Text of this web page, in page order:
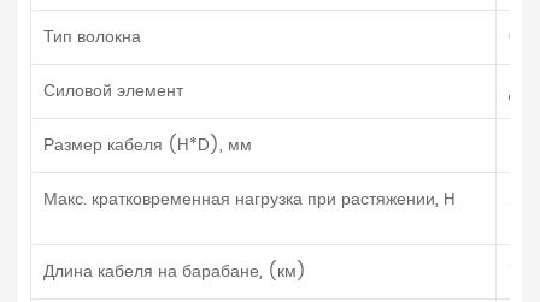
Тип волокна
Силовой элемент
Размер кабеля (H*D), мм
Макс. кратковременная нагрузка при растяжении, H
250
Длина кабеля на барабане, (км)
1